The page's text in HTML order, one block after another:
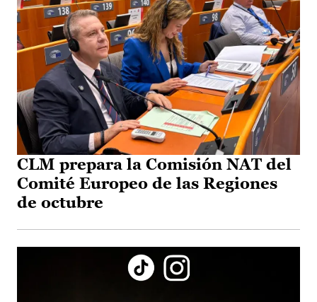
CLM prepara la Comisión NAT del
Comité Europeo de las Regiones
de octubre